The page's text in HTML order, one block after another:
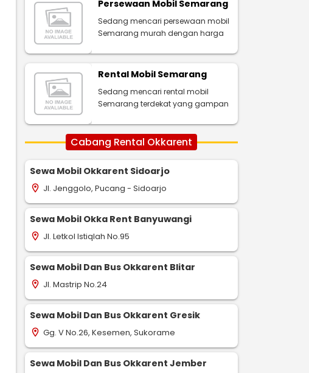
Persewaan Mobil Semarang
Sedang mencari persewaan mobil
Semarang murah dengan harga
Rental Mobil Semarang
Sedang mencari rental mobil
Semarang terdekat yang gampan
Cabang Rental Okkarent
Sewa Mobil Okkarent Sidoarjo
location_on Jl. Jenggolo, Pucang - Sidoarjo
Sewa Mobil Okka Rent Banyuwangi
location_on Jl. Letkol Istiqlah No.95
Sewa Mobil Dan Bus Okkarent Blitar
location_on Jl. Mastrip No.24
Sewa Mobil Dan Bus Okkarent Gresik
location_on Gg. V No.26, Kesemen, Sukorame
Sewa Mobil Dan Bus Okkarent Jember